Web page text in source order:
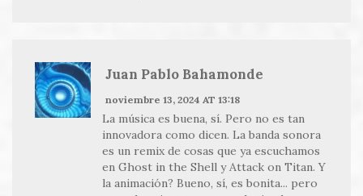
Juan Pablo Bahamonde
noviembre 13, 2024 AT 13:18
La música es buena, sí. Pero no es tan
innovadora como dicen. La banda sonora
es un remix de cosas que ya escuchamos
en Ghost in the Shell y Attack on Titan. Y
la animación? Bueno, sí, es bonita... pero